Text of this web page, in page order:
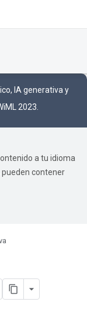
IA generativa y
2023.
a tu idioma
contener